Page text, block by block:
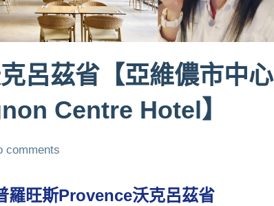
呂茲省【亞維儂市中心
Centre Hotel】
comments
旺斯Provence沃克呂茲省